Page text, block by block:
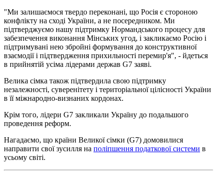
"Ми залишаємося твердо переконані, що Росія є стороною
конфлікту на сході України, а не посередником. Ми
підтверджуємо нашу підтримку Нормандського процесу для
забезпечення виконання Мінських угод, і закликаємо Росію і
підтримувані нею збройні формування до конструктивної
взаємодії і підтвердження прихильності перемир'я", - йдеться
в прийнятій усіма лідерами держав G7 заяві.
Велика сімка також підтвердила свою підтримку
незалежності, суверенітету і територіальної цілісності України
в її міжнародно-визнаних кордонах.
Крім того, лідери G7 закликали Україну до подальшого
проведення реформ.
Нагадаємо, що країни Великої сімки (G7) домовилися
направити свої зусилля на поліпшення податкової системи в
усьому світі.